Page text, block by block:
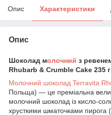
Опис Характеристики
Опис
Шоколад молочний з
Rhubarb & Crumble Cake 235
Молочний шоколад Terravita
Польща) — це преміальна
молочний шоколад із кисло-
хрусткими шматочками пирога